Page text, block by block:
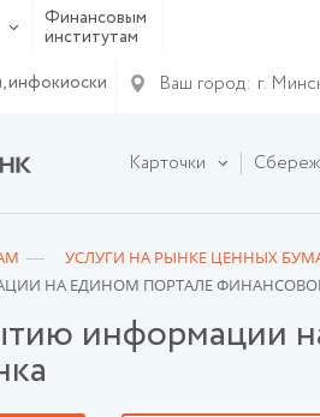
Финансовым
институтам
инфокиоски Ваш город: г.
Карточки
УСЛУГИ НА РЫНКЕ ЦЕННЫХ
НА ЕДИНОМ ПОРТАЛЕ
информации